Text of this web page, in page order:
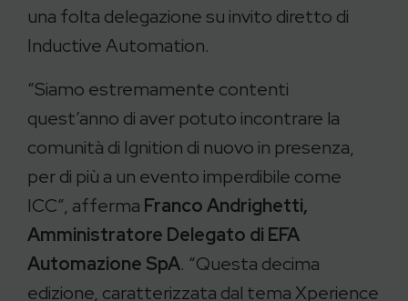
una folta delegazione su invito diretto di
Inductive Automation.
“Siamo estremamente contenti
quest’anno di aver potuto incontrare la
comunità di Ignition di nuovo in presenza,
per di più a un evento imperdibile come
ICC”, afferma Franco Andrighetti,
Amministratore Delegato di EFA
Automazione SpA. “Questa decima
edizione, caratterizzata dal tema Xperience